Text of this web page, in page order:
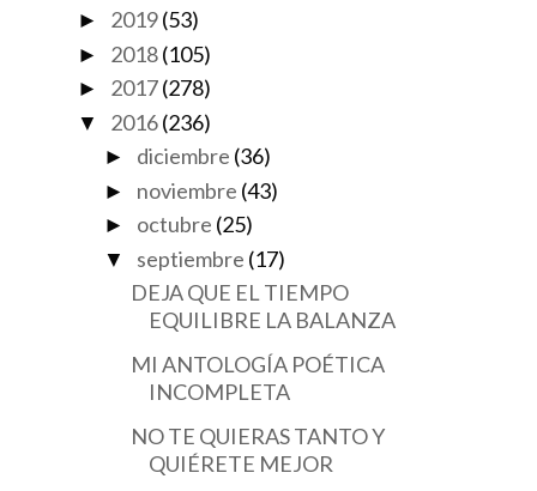
► 2019(53)
► 2018(105)
► 2017(278)
▼ 2016(236)
► diciembre (36)
► noviembre (43)
► octubre (25)
▼ septiembre (17)
DEJA QUE EL TIEMPO
EQUILIBRE LA BALANZA
MI ANTOLOGÍA POÉTICA
INCOMPLETA
NO TE QUIERAS TANTO Y
QUIÉRETE MEJOR